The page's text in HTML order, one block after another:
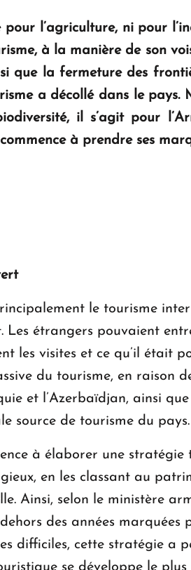
l’agriculture, ni pour
à la manière de son
que la fermeture des
a décollé dans le pays.
il s’agit pour
à prendre ses
le tourisme
Les étrangers pouvaient
les visites et ce qu’il était
du tourisme, en raison
et l’Azerbaïdjan, ainsi
source de tourisme du pays.
à élaborer une
en les classant au
Ainsi, selon le ministère
des années
difficiles, cette stratégie a